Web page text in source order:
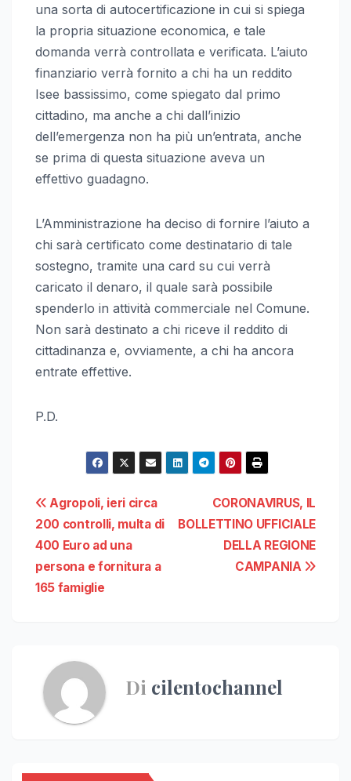
una sorta di autocertificazione in cui si spiega
la propria situazione economica, e tale
domanda verrà controllata e verificata. L’aiuto
finanziario verrà fornito a chi ha un reddito
Isee bassissimo, come spiegato dal primo
cittadino, ma anche a chi dall’inizio
dell’emergenza non ha più un’entrata, anche
se prima di questa situazione aveva un
effettivo guadagno.
L’Amministrazione ha deciso di fornire l’aiuto a
chi sarà certificato come destinatario di tale
sostegno, tramite una card su cui verrà
caricato il denaro, il quale sarà possibile
spenderlo in attività commerciale nel Comune.
Non sarà destinato a chi riceve il reddito di
cittadinanza e, ovviamente, a chi ha ancora
entrate effettive.
P.D.
Navigazione
articoli
CORONAVIRUS, IL
BOLLETTINO UFFICIALE
DELLA REGIONE
CAMPANIA
Agropoli, ieri circa
200 controlli, multa di
400 Euro ad una
persona e fornitura a
165 famiglie
Di cilentochannel